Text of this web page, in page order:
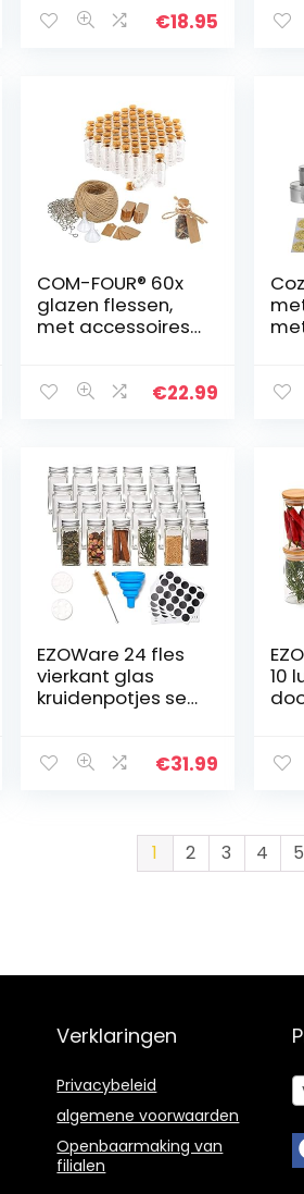
Plastic Voedsel
€18.95
COM-FOUR® 60x
glazen flessen,
met accessoires
voor bruiloften of
€22.99
met
EZOWare 24 fles
vierkant glas
kruidenpotjes set,
kit met
€31.99
10
1 2 3 4 5
Verklaringen
Privacybeleid
algemene voorwaarden
Openbaarmaking van
filialen